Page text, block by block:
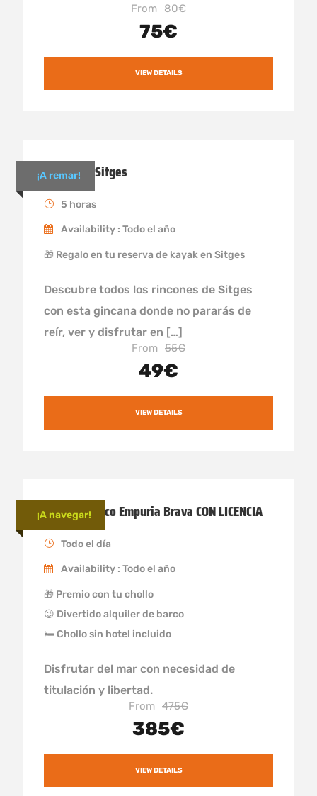
From 80€
75€
VIEW DETAILS
¡A remar!
Kayak en Sitges
5 horas
Availability : Todo el año
🎁 Regalo en tu reserva de kayak en Sitges
Descubre todos los rincones de Sitges
con esta gincana donde no pararás de
reír, ver y disfrutar en […]
From 55€
49€
VIEW DETAILS
¡A navegar!
Alquiler barco Empuria Brava CON LICENCIA
Todo el día
Availability : Todo el año
🎁 Premio con tu chollo
😉 Divertido alquiler de barco
🛏 Chollo sin hotel incluido
Disfrutar del mar con necesidad de
titulación y libertad.
From 475€
385€
VIEW DETAILS